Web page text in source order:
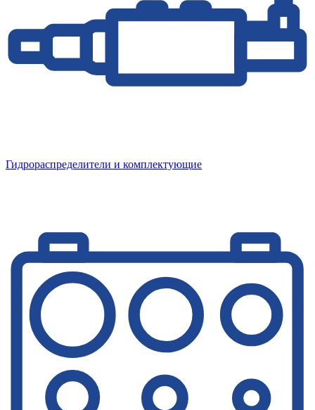
Гидрораспределители и комплектующие